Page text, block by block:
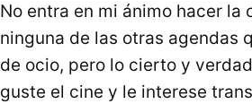
No entra en mi ánimo hacer la
ninguna de las otras agendas
de ocio, pero lo cierto y
guste el cine y le interese